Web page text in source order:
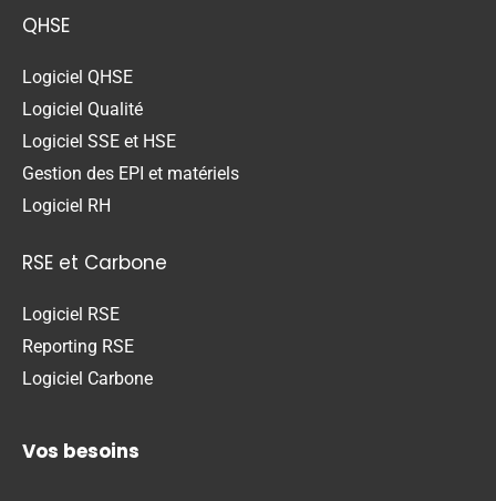
QHSE
Logiciel QHSE
Logiciel Qualité
Logiciel SSE et HSE
Gestion des EPI et matériels
Logiciel RH
RSE et Carbone
Logiciel RSE
Reporting RSE
Logiciel Carbone
Vos besoins